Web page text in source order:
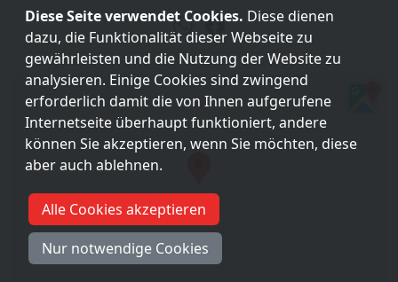
Diese Seite verwendet Cookies. Diese dienen
dazu, die Funktionalität dieser Webseite zu
gewährleisten und die Nutzung der Website zu
analysieren. Einige Cookies sind zwingend
erforderlich damit die von Ihnen aufgerufene
Internetseite überhaupt funktioniert, andere
können Sie akzeptieren, wenn Sie möchten, diese
aber auch ablehnen.
Alle Cookies akzeptieren
Nur notwendige Cookies